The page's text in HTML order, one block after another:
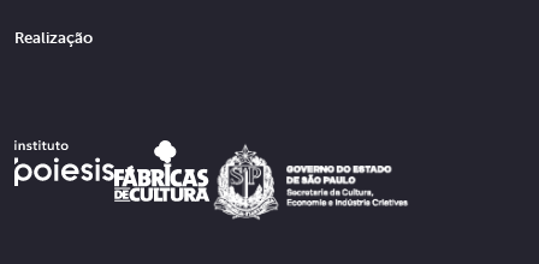
Realização